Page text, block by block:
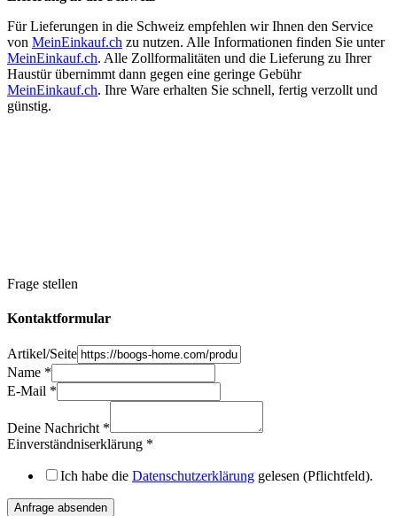
Für Lieferungen in die Schweiz empfehlen wir Ihnen den Service
von MeinEinkauf.ch zu nutzen. Alle Informationen finden Sie unter
MeinEinkauf.ch. Alle Zollformalitäten und die Lieferung zu Ihrer
Haustür übernimmt dann gegen eine geringe Gebühr
MeinEinkauf.ch. Ihre Ware erhalten Sie schnell, fertig verzollt und
günstig.
Frage stellen
Kontaktformular
Name
Artikel/Seite
Deine
Artikel/Seite
Name *
E-Mail *
Deine Nachricht *
Einverständniserklärung *
Ich habe die Datenschutzerklärung gelesen (Pflichtfeld).
Anfrage absenden